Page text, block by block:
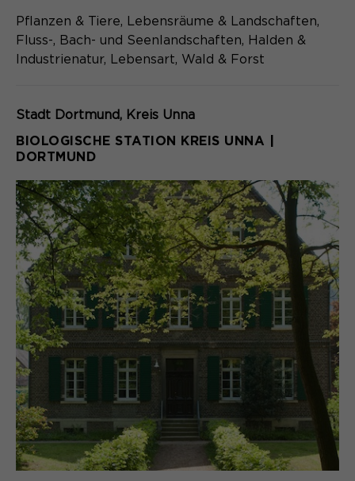
Pflanzen & Tiere, Lebensräume & Landschaften,
Fluss-, Bach- und Seenlandschaften, Halden &
Industrienatur, Lebensart, Wald & Forst
Stadt Dortmund Kreis Unna
BIOLOGISCHE STATION KREIS UNNA |
DORTMUND